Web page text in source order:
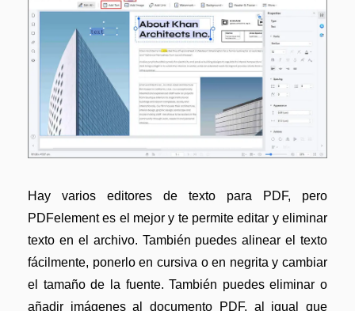
Hay varios editores de texto para PDF, pero
PDFelement es el mejor y te permite editar y eliminar
texto en el archivo. También puedes alinear el texto
fácilmente, ponerlo en cursiva o en negrita y cambiar
el tamaño de la fuente. También puedes eliminar o
añadir imágenes al documento PDF, al igual que